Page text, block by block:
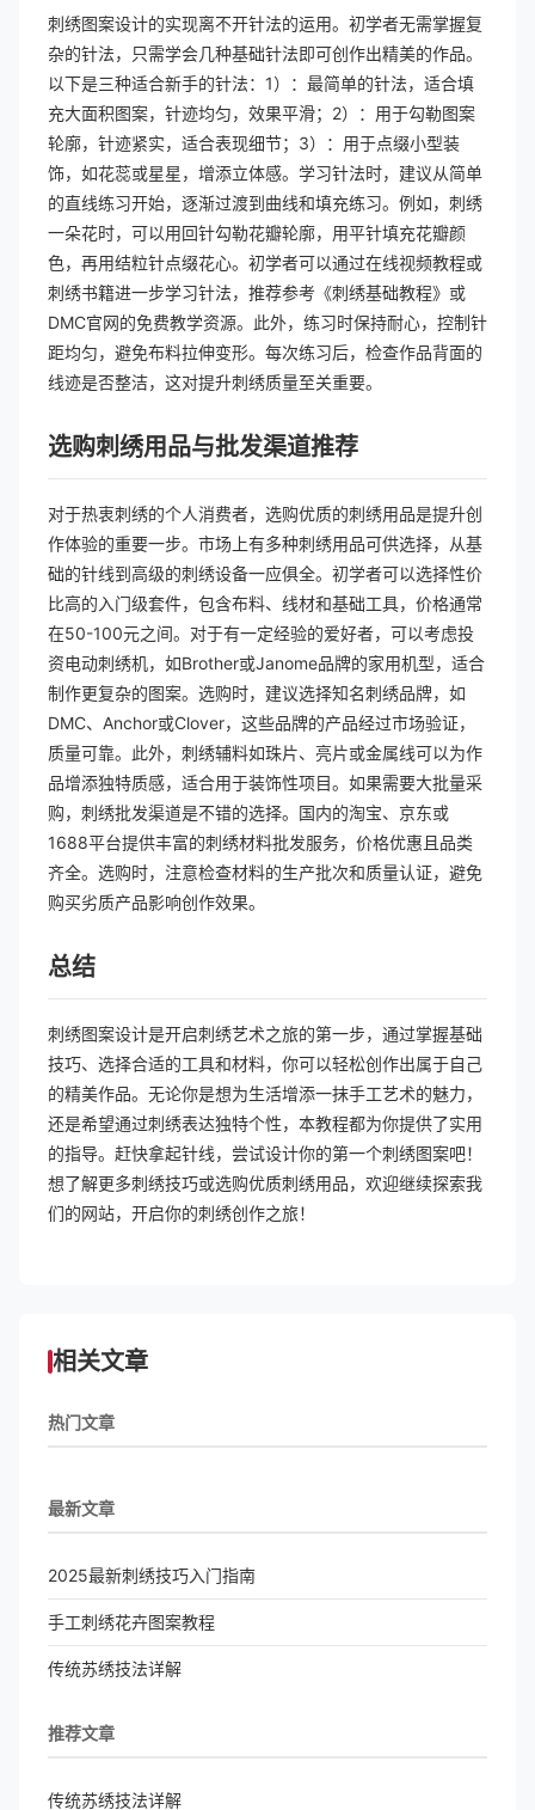
刺绣图案设计的实现离不开针法的运用。初学者无需掌握复
杂的针法，只需学会几种基础针法即可创作出精美的作品。
以下是三种适合新手的针法：1）：最简单的针法，适合填
充大面积图案，针迹均匀，效果平滑；2）：用于勾勒图案
轮廓，针迹紧实，适合表现细节；3）：用于点缀小型装
饰，如花蕊或星星，增添立体感。学习针法时，建议从简单
的直线练习开始，逐渐过渡到曲线和填充练习。例如，刺绣
一朵花时，可以用回针勾勒花瓣轮廓，用平针填充花瓣颜
色，再用结粒针点缀花心。初学者可以通过在线视频教程或
刺绣书籍进一步学习针法，推荐参考《刺绣基础教程》或
DMC官网的免费教学资源。此外，练习时保持耐心，控制针
距均匀，避免布料拉伸变形。每次练习后，检查作品背面的
线迹是否整洁，这对提升刺绣质量至关重要。
选购刺绣用品与批发渠道推荐
对于热衷刺绣的个人消费者，选购优质的刺绣用品是提升创
作体验的重要一步。市场上有多种刺绣用品可供选择，从基
础的针线到高级的刺绣设备一应俱全。初学者可以选择性价
比高的入门级套件，包含布料、线材和基础工具，价格通常
在50-100元之间。对于有一定经验的爱好者，可以考虑投
资电动刺绣机，如Brother或Janome品牌的家用机型，适合
制作更复杂的图案。选购时，建议选择知名刺绣品牌，如
DMC、Anchor或Clover，这些品牌的产品经过市场验证，
质量可靠。此外，刺绣辅料如珠片、亮片或金属线可以为作
品增添独特质感，适合用于装饰性项目。如果需要大批量采
购，刺绣批发渠道是不错的选择。国内的淘宝、京东或
1688平台提供丰富的刺绣材料批发服务，价格优惠且品类
齐全。选购时，注意检查材料的生产批次和质量认证，避免
购买劣质产品影响创作效果。
总结
刺绣图案设计是开启刺绣艺术之旅的第一步，通过掌握基础
技巧、选择合适的工具和材料，你可以轻松创作出属于自己
的精美作品。无论你是想为生活增添一抹手工艺术的魅力，
还是希望通过刺绣表达独特个性，本教程都为你提供了实用
的指导。赶快拿起针线，尝试设计你的第一个刺绣图案吧！
想了解更多刺绣技巧或选购优质刺绣用品，欢迎继续探索我
们的网站，开启你的刺绣创作之旅！
相关文章
热门文章
最新文章
2025最新刺绣技巧入门指南
手工刺绣花卉图案教程
传统苏绣技法详解
推荐文章
传统苏绣技法详解